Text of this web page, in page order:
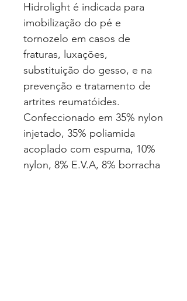
Hidrolight é indicada para
imobilização do pé e
tornozelo em casos de
fraturas, luxações,
substituição do gesso, e na
prevenção e tratamento de
artrites reumatóides.
Confeccionado em 35% nylon
injetado, 35% poliamida
acoplado com espuma, 10%
nylon, 8% E.V.A, 8% borracha